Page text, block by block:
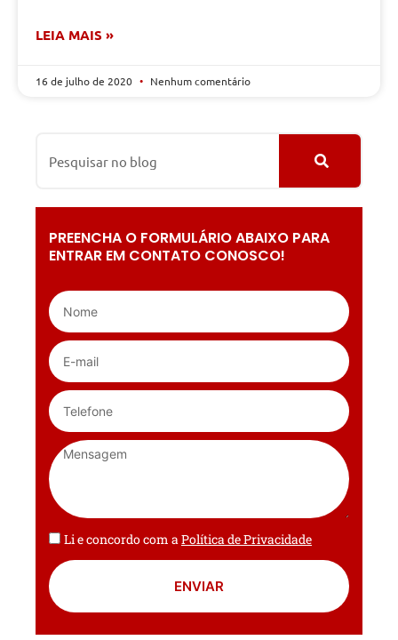
LEIA MAIS »
16 de julho de 2020 Nenhum comentário
PREENCHA O FORMULÁRIO ABAIXO PARA
ENTRAR EM CONTATO CONOSCO!
Li e concordo com aPolítica de Privacidade
ENVIAR